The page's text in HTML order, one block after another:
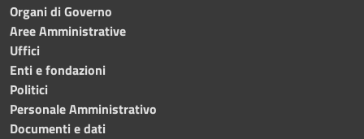
Organi di Governo
Aree Amministrative
Uffici
Enti e fondazioni
Politici
Personale Amministrativo
Documenti e dati